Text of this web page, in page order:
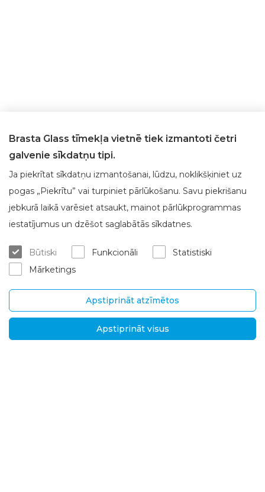
Par Brasta Glass
Karjera
Kontakti
Klientu apkalpošana
Mērījumi un konsultācijas
Garantijas un pēcgarantijas se
rviss
Piegāde un atgriešana
Brasta Glass tīmekļa vietnē tiek izmantoti četri
galvenie sīkdatņu tipi.
Ja piekrītat sīkdatņu izmantošanai, lūdzu, noklikšķiniet uz
pogas „Piekrītu” vai turpiniet pārlūkošanu. Savu piekrišanu
jebkurā laikā varēsiet atsaukt, mainot pārlūkprogrammas
iestatījumus un dzēšot saglabātās sīkdatnes.
Būtiski Funkcionāli
Statistiski
Mārketings
Apstiprināt atzīmētos
Apstiprināt visus